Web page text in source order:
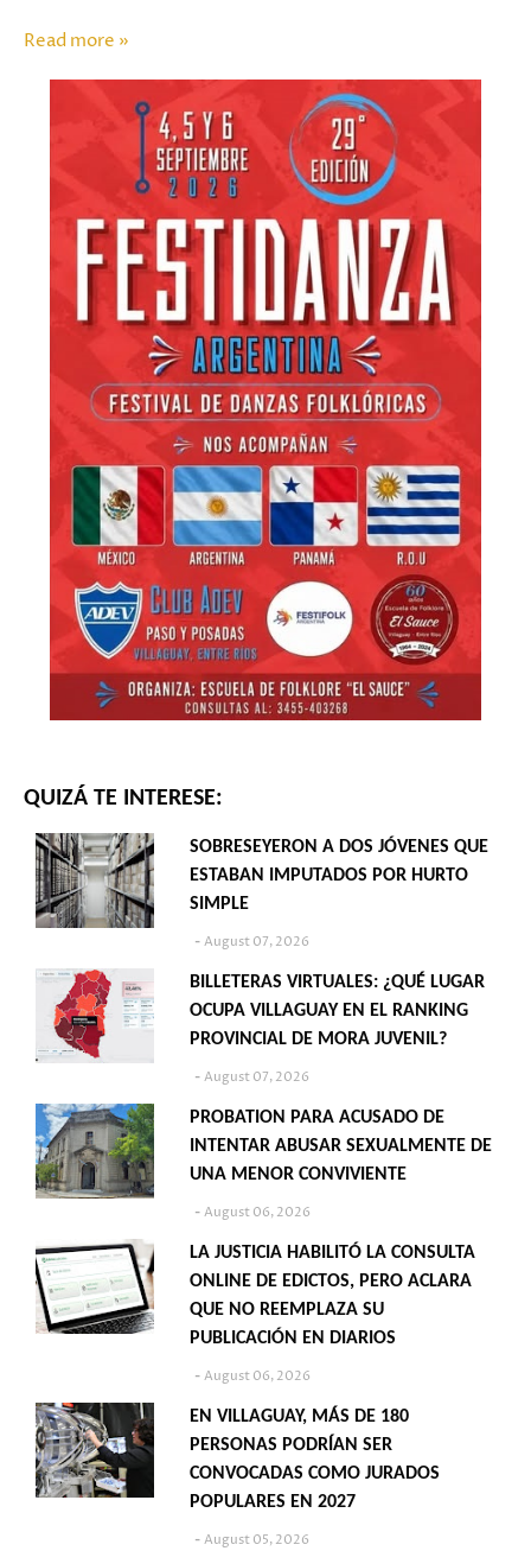
Read more »
QUIZÁ TE INTERESE:
SOBRESEYERON A DOS JÓVENES QUE
ESTABAN IMPUTADOS POR HURTO
SIMPLE
August 07, 2026
BILLETERAS VIRTUALES: ¿QUÉ LUGAR
OCUPA VILLAGUAY EN EL RANKING
PROVINCIAL DE MORA JUVENIL?
August 07, 2026
PROBATION PARA ACUSADO DE
INTENTAR ABUSAR SEXUALMENTE DE
UNA MENOR CONVIVIENTE
August 06, 2026
LA JUSTICIA HABILITÓ LA CONSULTA
ONLINE DE EDICTOS, PERO ACLARA
QUE NO REEMPLAZA SU
PUBLICACIÓN EN DIARIOS
August 06, 2026
EN VILLAGUAY, MÁS DE 180
PERSONAS PODRÍAN SER
CONVOCADAS COMO JURADOS
POPULARES EN 2027
August 05, 2026